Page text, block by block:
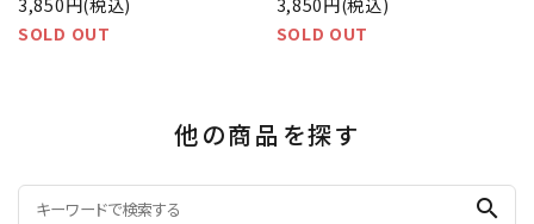
SOLD OUT
SOLD OUT
他の商品を探す
search